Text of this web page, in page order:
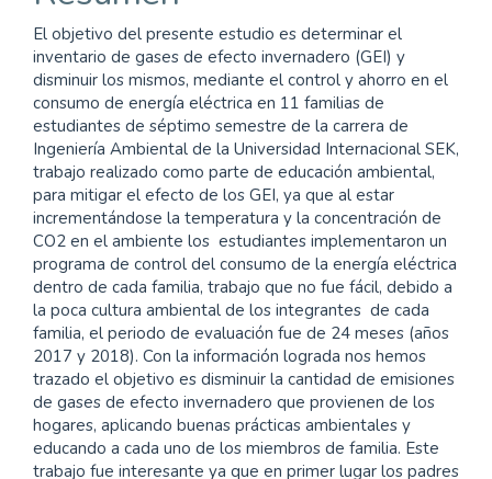
El objetivo del presente estudio es determinar el
inventario de gases de efecto invernadero (GEI) y
disminuir los mismos, mediante el control y ahorro en el
consumo de energía eléctrica en 11 familias de
estudiantes de séptimo semestre de la carrera de
Ingeniería Ambiental de la Universidad Internacional SEK,
trabajo realizado como parte de educación ambiental,
para mitigar el efecto de los GEI, ya que al estar
incrementándose la temperatura y la concentración de
CO2 en el ambiente los estudiantes implementaron un
programa de control del consumo de la energía eléctrica
dentro de cada familia, trabajo que no fue fácil, debido a
la poca cultura ambiental de los integrantes de cada
familia, el periodo de evaluación fue de 24 meses (años
2017 y 2018). Con la información lograda nos hemos
trazado el objetivo es disminuir la cantidad de emisiones
de gases de efecto invernadero que provienen de los
hogares, aplicando buenas prácticas ambientales y
educando a cada uno de los miembros de familia. Este
trabajo fue interesante ya que en primer lugar los padres